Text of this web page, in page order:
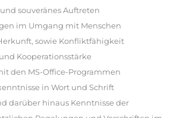
souveränes Auftreten
im Umgang mit Menschen
sowie Konfliktfähigkeit
Kooperationsstärke
den MS-Office-Programmen
in Wort und Schrift
darüber hinaus Kenntnisse der